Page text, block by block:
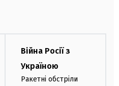
Війна Росії з
Україною
Ракетні обстріли